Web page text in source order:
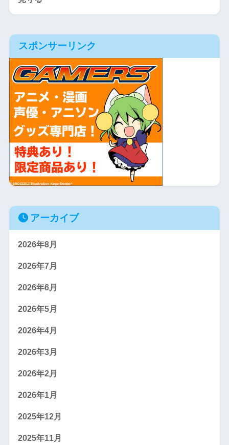
スポンサーリンク
アーカイブ
2026年8月
2026年7月
2026年6月
2026年5月
2026年4月
2026年3月
2026年2月
2026年1月
2025年12月
2025年11月